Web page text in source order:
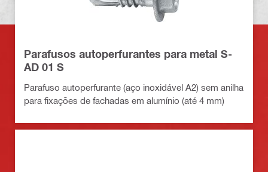
Parafusos autoperfurantes para metal S-
AD 01 S
Parafuso autoperfurante (aço inoxidável A2) sem anilha
para fixações de fachadas em alumínio (até 4 mm)